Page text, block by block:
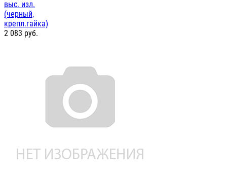
выс. изл.
(черный,
крепл.гайка)
2 083 руб.